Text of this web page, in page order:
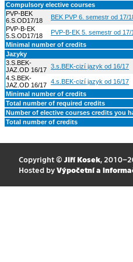
Compulsory elective courses
PVP-BEK
6.S.OD17/18
BEK PVP 6. semestr od 17/
PVP-B-EK
5.S.OD17/18
PVP-B-EK 5. semestr od
Minimal number of credits
Jazyky
3.S.BEK-
JAZ.OD 16/17 3.s.BEK-cizí jazyk od 16/17
4.S.BEK-
JAZ.OD 16/17 4.s.BEK-cizí jazyk od 16/17
Minimal number of credits
Total number of required credits
Number of elective courses credits you
Total number of credits
Copyright © Jiří Kosek,
Hosted by Výpočetní a